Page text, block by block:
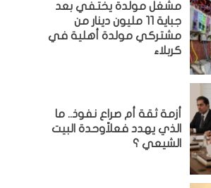
مشغل مولدة يختفي بعد
جباية 11 مليون دينار من
مشتركي مولدة أهلية في
كربلاء
أزمة ثقة أم صراع نفوذ.. ما
الذي يهدد فعلاًوحدة البيت
الشيعي ؟